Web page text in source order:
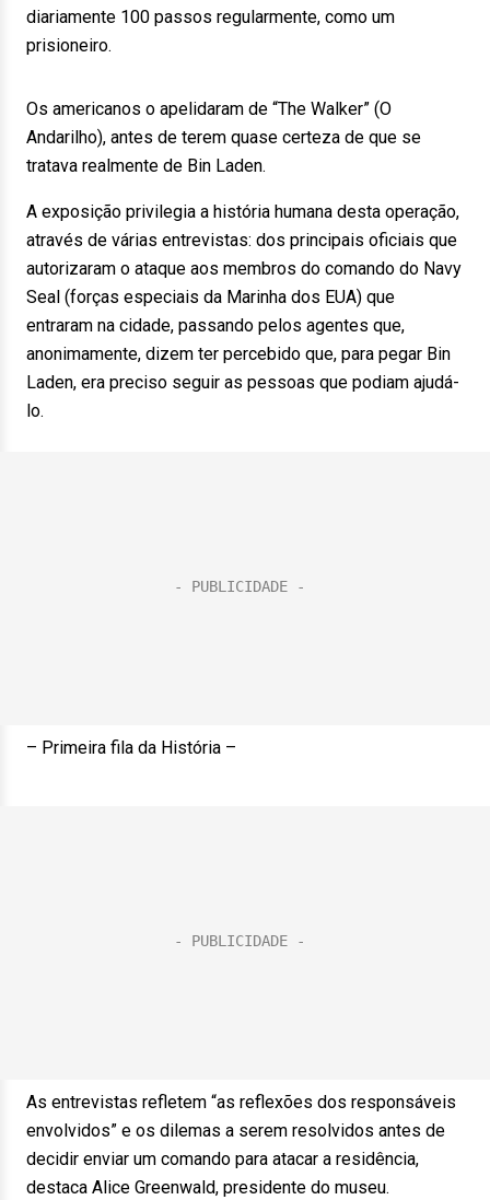
diariamente 100 passos regularmente, como um
prisioneiro.
Os americanos o apelidaram de “The Walker” (O
Andarilho), antes de terem quase certeza de que se
tratava realmente de Bin Laden.
A exposição privilegia a história humana desta operação,
através de várias entrevistas: dos principais oficiais que
autorizaram o ataque aos membros do comando do Navy
Seal (forças especiais da Marinha dos EUA) que
entraram na cidade, passando pelos agentes que,
anonimamente, dizem ter percebido que, para pegar Bin
Laden, era preciso seguir as pessoas que podiam ajudá-
lo.
– Primeira fila da História –
As entrevistas refletem “as reflexões dos responsáveis
envolvidos” e os dilemas a serem resolvidos antes de
decidir enviar um comando para atacar a residência,
destaca Alice Greenwald, presidente do museu.